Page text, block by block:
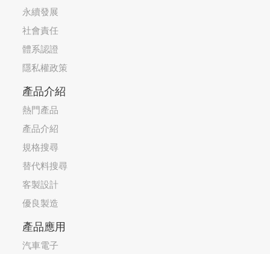
永續發展
社會責任
體系認證
隱私權政策
產品介紹
熱門產品
產品介紹
規格搜尋
替代料搜尋
客製設計
優良製造
產品應用
汽車電子